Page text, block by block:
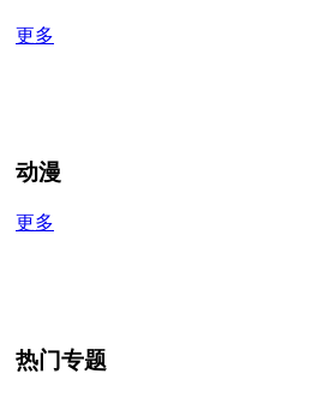
更多
动漫
更多
热门专题